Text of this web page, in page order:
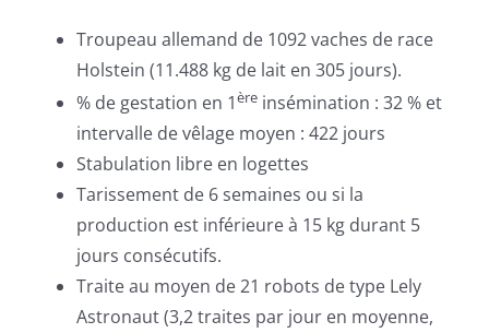
Troupeau allemand de 1092 vaches de race
Holstein (11.488 kg de lait en 305 jours).
% de gestation en 1èreinsémination : 32 % et
intervalle de vêlage moyen : 422 jours
Stabulation libre en logettes
Tarissement de 6 semaines ou si la
production est inférieure à 15 kg durant 5
jours consécutifs.
Traite au moyen de 21 robots de type Lely
Astronaut (3,2 traites par jour en moyenne,